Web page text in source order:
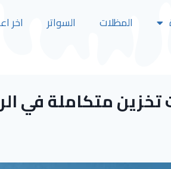
المظلات السواتر اخر
متكاملة في